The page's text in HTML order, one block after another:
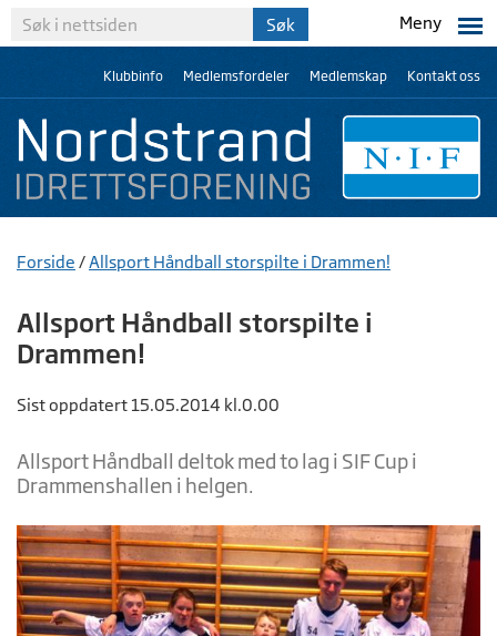
Meny
Klubbinfo Medlemsfordeler Medlemskap Kontakt oss
Forside /Allsport Håndball storspilte i Drammen!
Allsport Håndball storspilte i
Drammen!
Sist oppdatert 15.05.2014 kl.0.00
Allsport Håndball deltok med to lag i SIF Cup i
Drammenshallen i helgen.